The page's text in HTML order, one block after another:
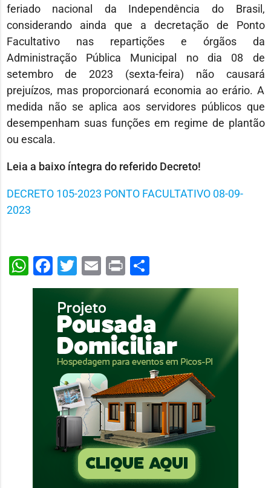
feriado nacional da Independência do Brasil,
considerando ainda que a decretação de Ponto
Facultativo nas repartições e órgãos da
Administração Pública Municipal no dia 08 de
setembro de 2023 (sexta-feira) não causará
prejuízos, mas proporcionará economia ao erário. A
medida não se aplica aos servidores públicos que
desempenham suas funções em regime de plantão
ou escala.
Leia a baixo íntegra do referido Decreto!
DECRETO 105-2023 PONTO FACULTATIVO 08-09-
2023
WhatsApp
Facebook
Twitter
EmailPrint